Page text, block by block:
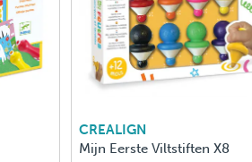
CREALIGN
Mijn Eerste Viltstiften X8